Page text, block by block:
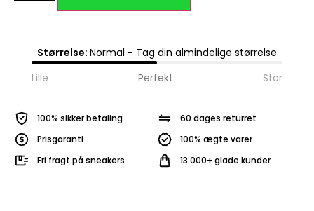
Størrelse: Normal - Tag din almindelige størrelse
Lille
Perfekt Stor
100% sikker betaling
Prisgaranti
Fri fragt på sneakers
60 dages returret
100% ægte varer
13.000+ glade kunder